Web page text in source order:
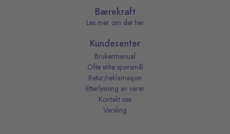
Bærekraft
Les mer om det her
Kundesenter
Brukermanual
Ofte stilte spørsmål
Retur/reklamasjon
Etterlysning av varer
Kontakt oss
Varsling